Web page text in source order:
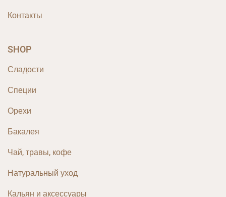
Контакты
SHOP
Сладости
Специи
Орехи
Бакалея
Чай, травы, кофе
Натуральный уход
Кальян и аксессуары